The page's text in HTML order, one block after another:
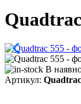
В
Артикул: